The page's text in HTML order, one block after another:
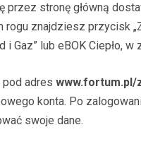
przez stronę główną
rogu znajdziesz przycisk
Gaz” lub eBOK Ciepło,
adres
konta. Po
swoje dane.